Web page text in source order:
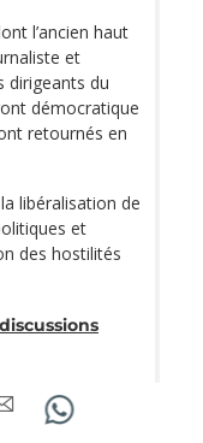
l’ancien haut
et
dirigeants du
démocratique
retournés en
libéralisation de
et
des hostilités